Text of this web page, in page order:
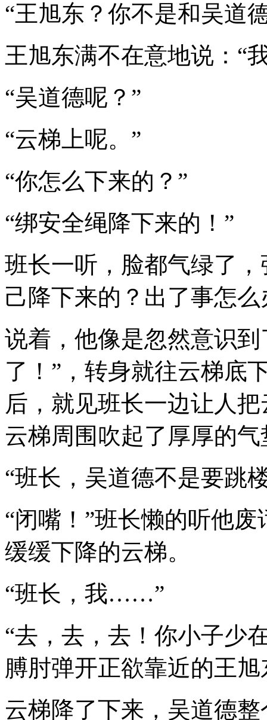
“王旭东？你不是和吴道
王旭东满不在意地说：“
“吴道德呢？”
“云梯上呢。”
“你怎么下来的？”
“绑安全绳降下来的！”
班长一听，脸都气绿了
己降下来的？出了事怎么
说着，他像是忽然意识
了！”，转身就往云梯底
后，就见班长一边让人
云梯周围吹起了厚厚的气
“班长，吴道德不是要跳
“闭嘴！”班长懒的听他
缓缓下降的云梯。
“班长，我……”
“去，去，去！你小子少
膊肘弹开正欲靠近的王
云梯降了下来，吴道德